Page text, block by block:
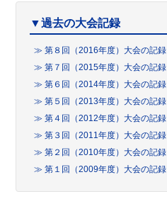
▼過去の大会記録
≫ 第８回（2016年度）大会の記録
≫ 第７回（2015年度）大会の記録
≫ 第６回（2014年度）大会の記録
≫ 第５回（2013年度）大会の記録
≫ 第４回（2012年度）大会の記録
≫ 第３回（2011年度）大会の記録
≫ 第２回（2010年度）大会の記録
≫ 第１回（2009年度）大会の記録